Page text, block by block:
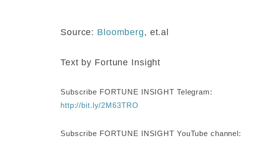
Source: Bloomberg, et.al
Text by Fortune Insight
Subscribe FORTUNE INSIGHT Telegram:
http://bit.ly/2M63TRO
Subscribe FORTUNE INSIGHT YouTube channel: